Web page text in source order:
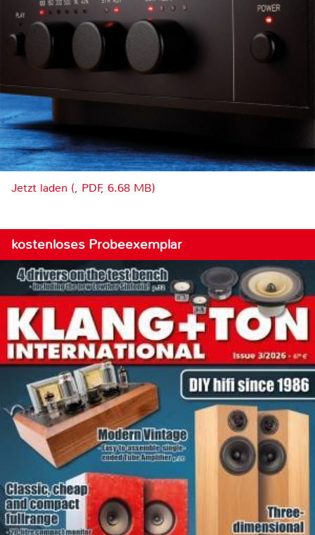
Jetzt laden (, PDF, 6.68 MB)
kostenloses Probeexemplar